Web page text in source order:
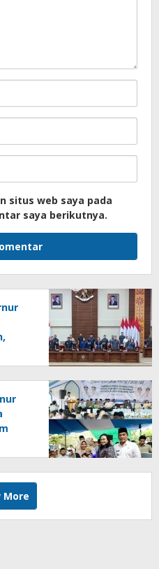
situs web saya pada
saya berikutnya.
More